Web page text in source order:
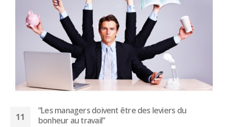
11
“Les managers doivent être des leviers du
bonheur au travail”